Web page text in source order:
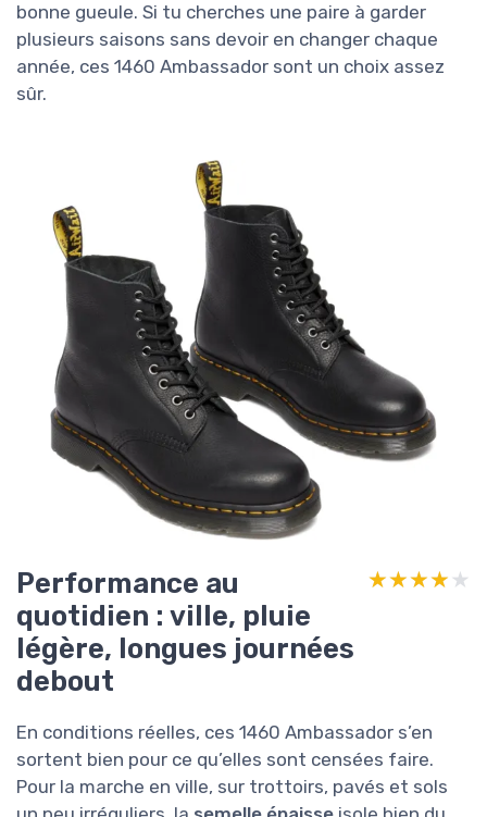
bonne gueule. Si tu cherches une paire à garder
plusieurs saisons sans devoir en changer chaque
année, ces 1460 Ambassador sont un choix assez
sûr.
Performance au
quotidien : ville, pluie
légère, longues journées
debout
★★★★★
★★★★★
En conditions réelles, ces 1460 Ambassador s’en
sortent bien pour ce qu’elles sont censées faire.
Pour la marche en ville, sur trottoirs, pavés et sols